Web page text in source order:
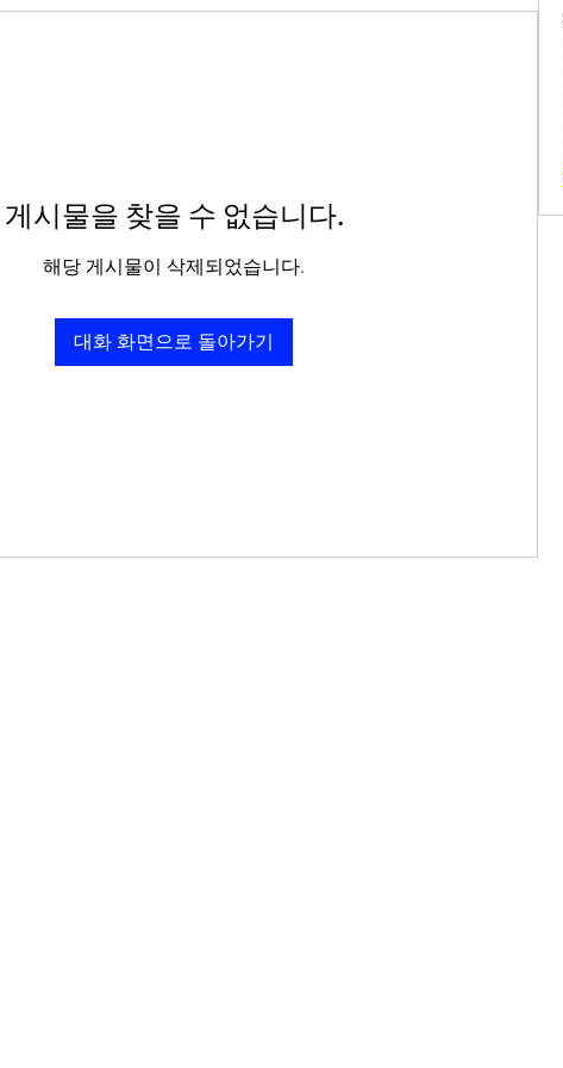
게시물을 찾을 수 없습니다.
해당 게시물이 삭제되었습니다.
대화 화면으로 돌아가기